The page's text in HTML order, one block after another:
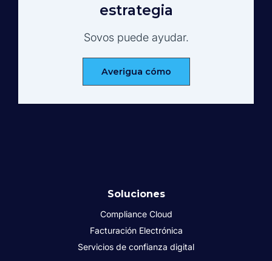
estrategia
Sovos puede ayudar.
Averigua cómo
Soluciones
Compliance Cloud
Facturación Electrónica
Servicios de confianza digital